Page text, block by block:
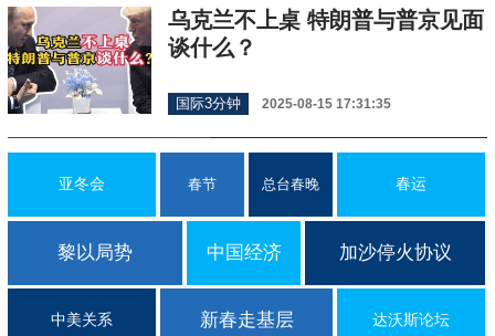
乌克兰不上桌 特朗普与普京见面
谈什么？
国际3分钟 2025-08-15 17:31:35
亚冬会 春节 总台春晚 春运
黎以局势 中国经济 加沙停火协议
中美关系 新春走基层 达沃斯论坛